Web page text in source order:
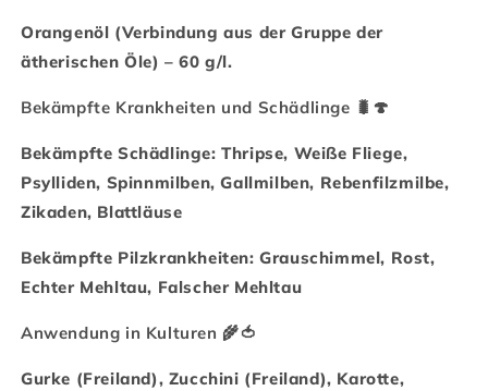
Orangenöl (Verbindung aus der Gruppe der
ätherischen Öle) – 60 g/l.
Bekämpfte Krankheiten und Schädlinge 🐛🍄
Bekämpfte Schädlinge: Thripse, Weiße Fliege,
Psylliden, Spinnmilben, Gallmilben, Rebenfilzmilbe,
Zikaden, Blattläuse
Bekämpfte Pilzkrankheiten: Grauschimmel, Rost,
Echter Mehltau, Falscher Mehltau
Anwendung in Kulturen 🌾🍅
Gurke (Freiland), Zucchini (Freiland), Karotte,